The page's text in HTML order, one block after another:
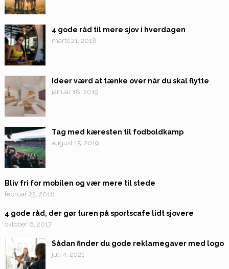
4 gode råd til mere sjov i hverdagen
marts 21, 2018
Ideer værd at tænke over når du skal flytte
januar 18, 2019
Tag med kæresten til fodboldkamp
august 15, 2019
Bliv fri for mobilen og vær mere til stede
februar 23, 2016
4 gode råd, der gør turen på sportscafe lidt sjovere
oktober 6, 2017
Sådan finder du gode reklamegaver med logo
juli 4, 2021